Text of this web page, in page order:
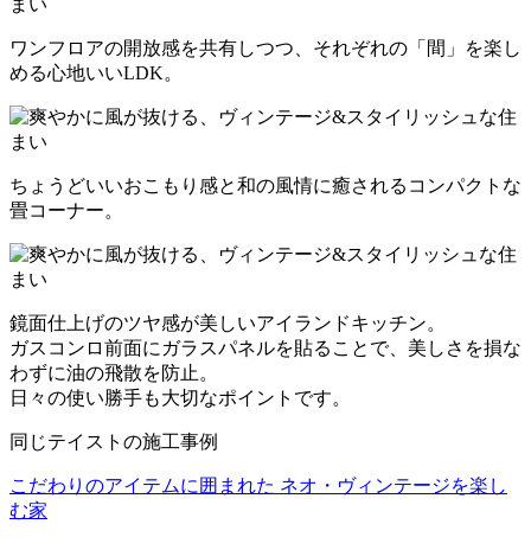
ワンフロアの開放感を共有しつつ、それぞれの「間」を楽し
める心地いいLDK。
ちょうどいいおこもり感と和の風情に癒されるコンパクトな
畳コーナー。
鏡面仕上げのツヤ感が美しいアイランドキッチン。
ガスコンロ前面にガラスパネルを貼ることで、美しさを損な
わずに油の飛散を防止。
日々の使い勝手も大切なポイントです。
同じテイストの施工事例
こだわりのアイテムに囲まれた ネオ・ヴィンテージを楽し
む家